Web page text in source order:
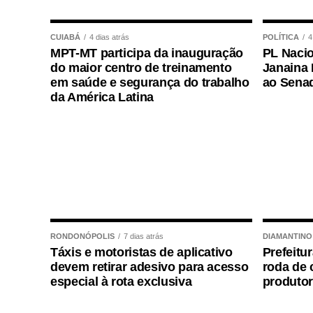
O presidente do Conselho
(Cetur), Jaime Okamura, anfitrião do
integração entre os segmentos da
Especialista em Direito Empresarial
determinação do presidente do TCE-
atuação orientativa para apoiar o
CUIABÁ 4 dias atrás
MPT-MT participa da inauguração
do maior centro de treinamento
em saúde e segurança do trabalho
da América Latina
POLÍTICA
PL
Janaina
ao
RONDONÓPOLIS 7 dias atrás
Táxis e motoristas de aplicativo
devem retirar adesivo para acesso
especial à rota exclusiva
DIAMANTINO
roda de